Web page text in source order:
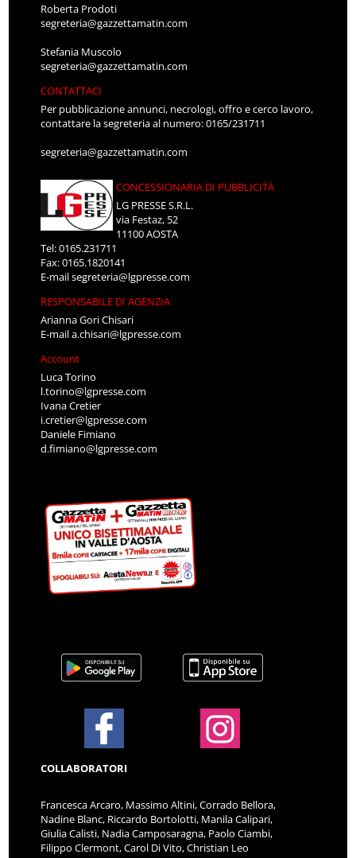
Roberta Prodoti
segreteria@gazzettamatin.com
Stefania Muscolo
segreteria@gazzettamatin.com
CONTATTACI
Per pubblicazione annunci, necrologi, offro e cerco lavoro,
contattare la segreteria al numero: 0165/231711
segreteria@gazzettamatin.com
CONCESSIONARIA DI PUBBLICITÀ
LG PRESSE S.R.L.
via Festaz, 52
11100 AOSTA
Tel: 0165.231711
Fax: 0165.1820141
E-mailsegreteria@lgpresse.com
RESPONSABILE DI AGENZIA
Arianna Gori Chisari
E-maila.chisari@lgpresse.com
Account
Luca Torino
l.torino@lgpresse.com
Ivana Cretier
i.cretier@lgpresse.com
Daniele Fimiano
d.fimiano@lgpresse.com
COLLABORATORI
Francesca Arcaro, Massimo Altini, Corrado Bellora,
Nadine Blanc, Riccardo Bortolotti, Manila Calipari,
Giulia Calisti, Nadia Camposaragna, Paolo Ciambi,
Filippo Clermont, Carol Di Vito, Christian Leo